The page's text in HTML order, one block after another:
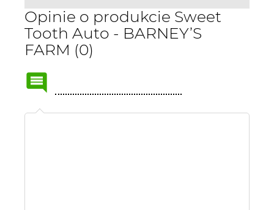
Opinie o produkcie Sweet
Tooth Auto - BARNEY’S
FARM (0)